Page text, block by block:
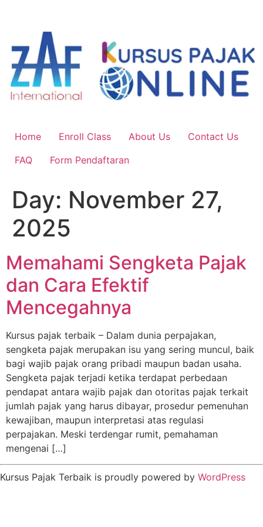
Home Enroll Class About Us
Contact Us
FAQ
Form Pendaftaran
Day: November 27,
2025
Memahami Sengketa Pajak
dan Cara Efektif
Mencegahnya
Kursus pajak terbaik – Dalam dunia perpajakan,
sengketa pajak merupakan isu yang sering muncul, baik
bagi wajib pajak orang pribadi maupun badan usaha.
Sengketa pajak terjadi ketika terdapat perbedaan
pendapat antara wajib pajak dan otoritas pajak terkait
jumlah pajak yang harus dibayar, prosedur pemenuhan
kewajiban, maupun interpretasi atas regulasi
perpajakan. Meski terdengar rumit, pemahaman
mengenai […]
Kursus Pajak Terbaik is proudly powered by WordPress